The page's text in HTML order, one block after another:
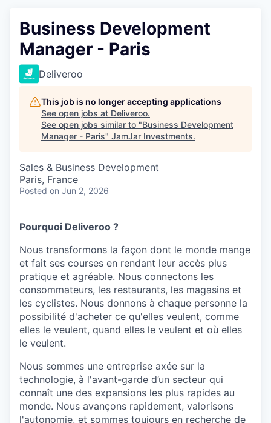
Jobs
Business Development
Manager - Paris
Deliveroo
This job is no longer accepting applications
See open jobs at Deliveroo.
See open jobs similar to "Business Development
Manager - Paris" JamJar Investments.
Sales & Business Development
Paris, France
Posted on Jun 2, 2026
Pourquoi Deliveroo ?
Nous transformons la façon dont le monde mange
et fait ses courses en rendant leur accès plus
pratique et agréable. Nous connectons les
consommateurs, les restaurants, les magasins et
les cyclistes. Nous donnons à chaque personne la
possibilité d'acheter ce qu'elles veulent, comme
elles le veulent, quand elles le veulent et où elles
le veulent.
Nous sommes une entreprise axée sur la
technologie, à l'avant-garde d’un secteur qui
connaît une des expansions les plus rapides au
monde. Nous avançons rapidement, valorisons
l'autonomie, et sommes toujours en recherche de